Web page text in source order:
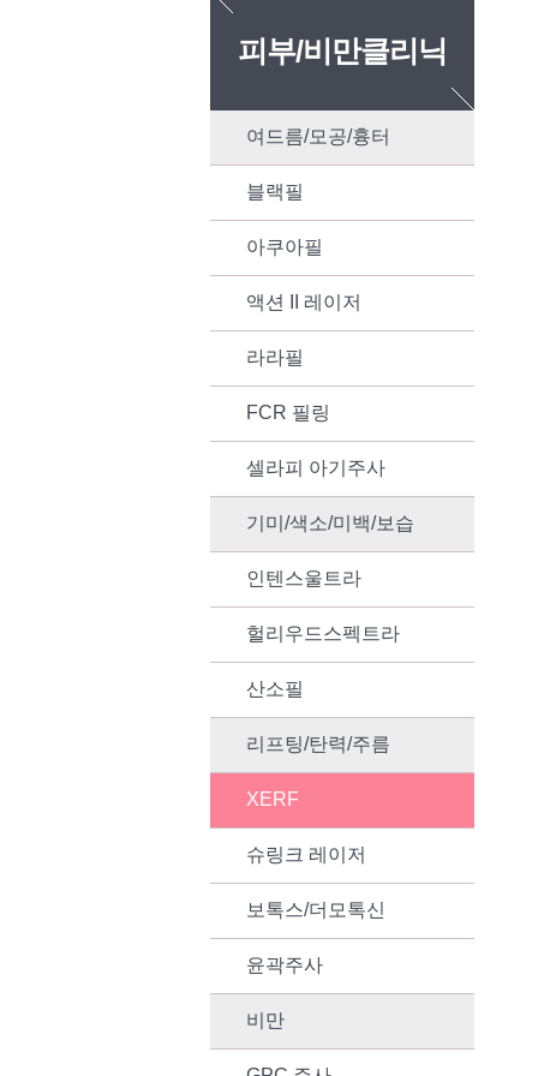
피부/비만클리닉
여드름/모공/흉터
블랙필
아쿠아필
액션 II 레이저
라라필
FCR 필링
셀라피 아기주사
기미/색소/미백/보습
인텐스울트라
헐리우드스펙트라
산소필
리프팅/탄력/주름
XERF
슈링크 레이저
보톡스/더모톡신
윤곽주사
비만